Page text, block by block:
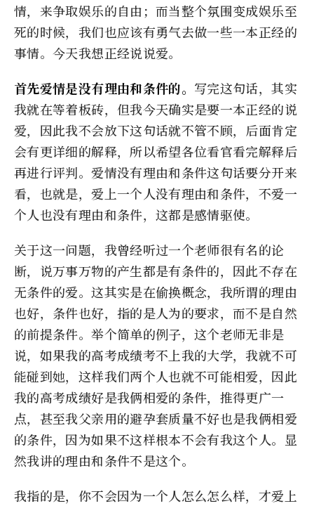
情，来争取娱乐的自由；而当整个氛围变成娱乐至
死的时候，我们也应该有勇气去做一些一本正经的
事情。今天我想正经说说爱。
首先爱情是没有理由和条件的。 写完这句话，其实
我就在等着板砖，但我今天确实是要一本正经的说
爱，因此我不会放下这句话就不管不顾，后面肯定
会有更详细的解释，所以希望各位看官看完解释后
再进行评判。爱情没有理由和条件这句话要分开来
看，也就是，爱上一个人没有理由和条件，不爱一
个人也没有理由和条件，这都是感情驱使。
关于这一问题，我曾经听过一个老师很有名的论
断，说万事万物的产生都是有条件的，因此不存在
无条件的爱。这其实是在偷换概念，我所谓的理由
也好，条件也好，指的是人为的要求，而不是自然
的前提条件。举个简单的例子，这个老师无非是
说，如果我的高考成绩考不上我的大学，我就不可
能碰到她，这样我们两个人也就不可能相爱，因此
我的高考成绩好是我俩相爱的条件，推得更广一
点，甚至我父亲用的避孕套质量不好也是我俩相爱
的条件，因为如果不这样根本不会有我这个人。显
然我讲的理由和条件不是这个。
我指的是，你不会因为一个人怎么怎么样，才爱上